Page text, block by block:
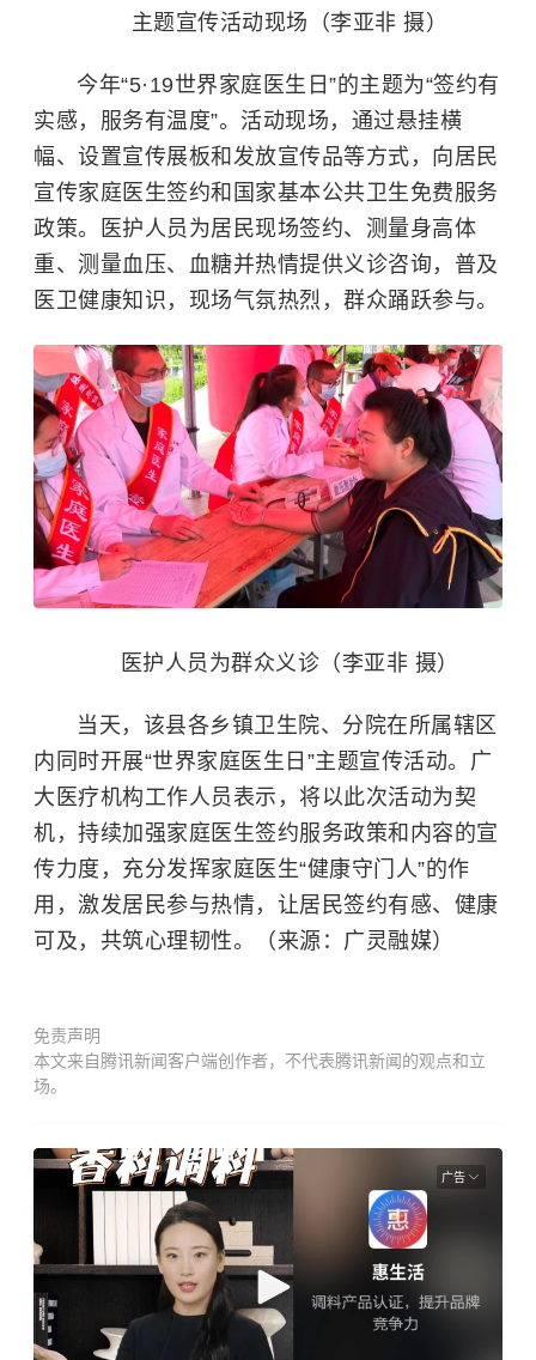
主题宣传活动现场（李亚非 摄）
今年“5·19世界家庭医生日”的主题为“签约有
实感，服务有温度”。活动现场，通过悬挂横
幅、设置宣传展板和发放宣传品等方式，向居民
宣传家庭医生签约和国家基本公共卫生免费服务
政策。医护人员为居民现场签约、测量身高体
重、测量血压、血糖并热情提供义诊咨询，普及
医卫健康知识，现场气氛热烈，群众踊跃参与。
医护人员为群众义诊（李亚非 摄）
当天，该县各乡镇卫生院、分院在所属辖区
内同时开展“世界家庭医生日”主题宣传活动。广
大医疗机构工作人员表示，将以此次活动为契
机，持续加强家庭医生签约服务政策和内容的宣
传力度，充分发挥家庭医生“健康守门人”的作
用，激发居民参与热情，让居民签约有感、健康
可及，共筑心理韧性。（来源：广灵融媒）
免责声明
本文来自腾讯新闻客户端创作者，不代表腾讯新闻的观点和立
场。
广告